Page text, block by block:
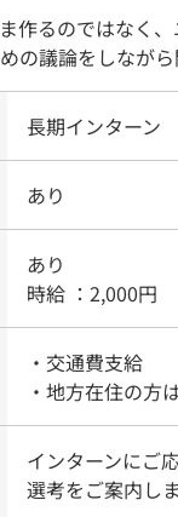
作るのではなく
の議論をしなが
長期インターン
あり
あり
時給 ：2,000円
・交通費支給
・地方在住の方
インターンにご
選考をご案内し